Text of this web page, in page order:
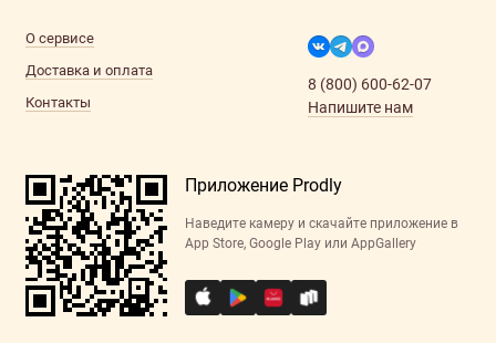
О сервисе
Доставка и оплата
Контакты
8 (800) 600-62-07
Напишите нам
Приложение Prodly
Наведите камеру и скачайте приложение в
App Store, Google Play или AppGallery